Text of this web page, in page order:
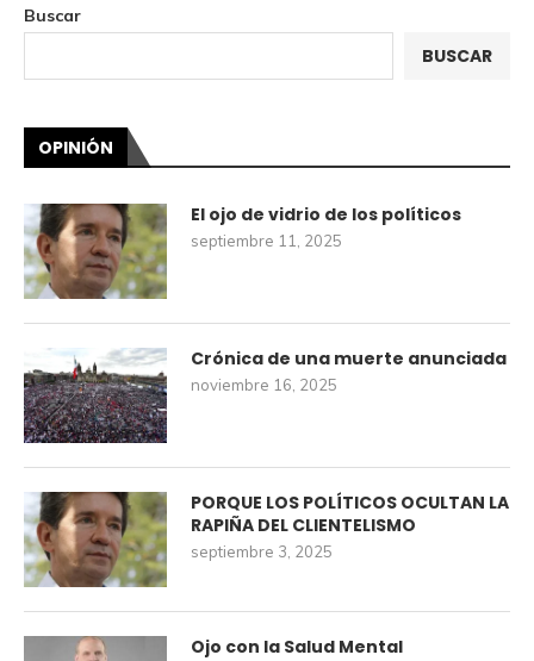
Buscar
BUSCAR
OPINIÓN
El ojo de vidrio de los políticos
septiembre 11, 2025
Crónica de una muerte anunciada
noviembre 16, 2025
PORQUE LOS POLÍTICOS OCULTAN LA
RAPIÑA DEL CLIENTELISMO
septiembre 3, 2025
Ojo con la Salud Mental